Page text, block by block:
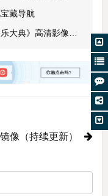
藏导航
像（持续更新）